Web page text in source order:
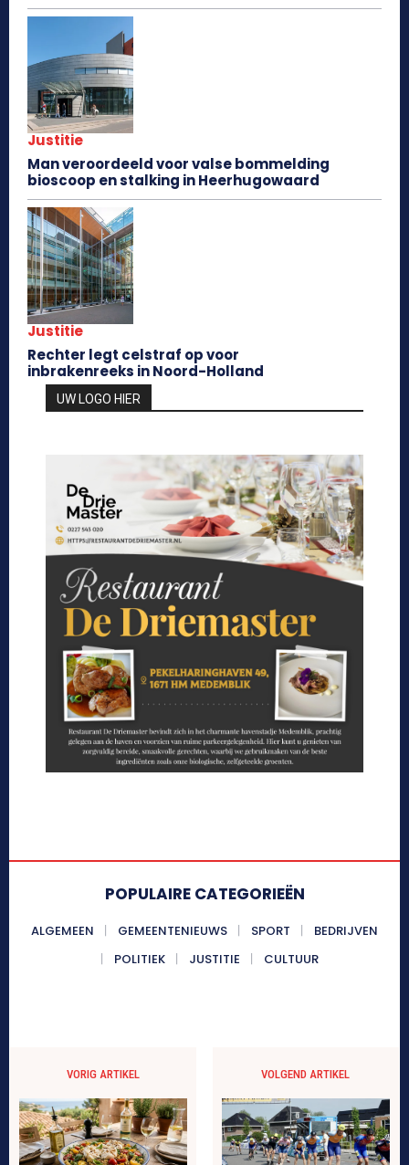
Justitie
Man veroordeeld voor valse bommelding
bioscoop en stalking in Heerhugowaard
Justitie
Rechter legt celstraf op voor
inbrakenreeks in Noord-Holland
UW LOGO HIER
POPULAIRE CATEGORIEËN
ALGEMEEN GEMEENTENIEUWS SPORT
BEDRIJVEN
POLITIEK
JUSTITIE CULTUUR
VORIG ARTIKEL VOLGEND ARTIKEL